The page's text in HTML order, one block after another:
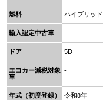
燃料 ハイブリッド
輸入認定中古車 -
ドア 5D
エコカー減税対象
車
-
年式（初度登録） 令和8年